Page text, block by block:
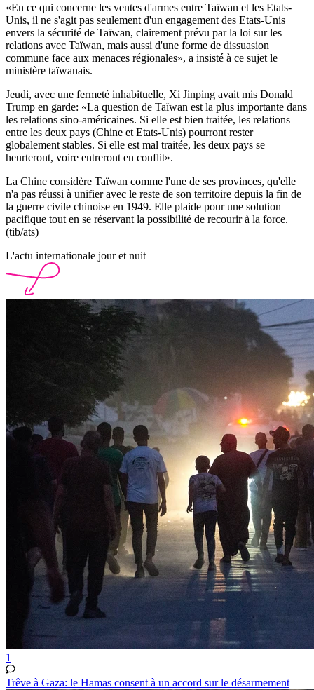
«En ce qui concerne les ventes d'armes entre Taïwan et les Etats-
Unis, il ne s'agit pas seulement d'un engagement des Etats-Unis
envers la sécurité de Taïwan, clairement prévu par la loi sur les
relations avec Taïwan, mais aussi d'une forme de dissuasion
commune face aux menaces régionales», a insisté à ce sujet le
ministère taïwanais.
Jeudi, avec une fermeté inhabituelle, Xi Jinping avait mis Donald
Trump en garde: «La question de Taïwan est la plus importante dans
les relations sino-américaines. Si elle est bien traitée, les relations
entre les deux pays (Chine et Etats-Unis) pourront rester
globalement stables. Si elle est mal traitée, les deux pays se
heurteront, voire entreront en conflit».
La Chine considère Taïwan comme l'une de ses provinces, qu'elle
n'a pas réussi à unifier avec le reste de son territoire depuis la fin de
la guerre civile chinoise en 1949. Elle plaide pour une solution
pacifique tout en se réservant la possibilité de recourir à la force.
(tib/ats)
L'actu internationale jour et nuit
1
Trêve à Gaza: le Hamas consent à un accord sur le désarmement